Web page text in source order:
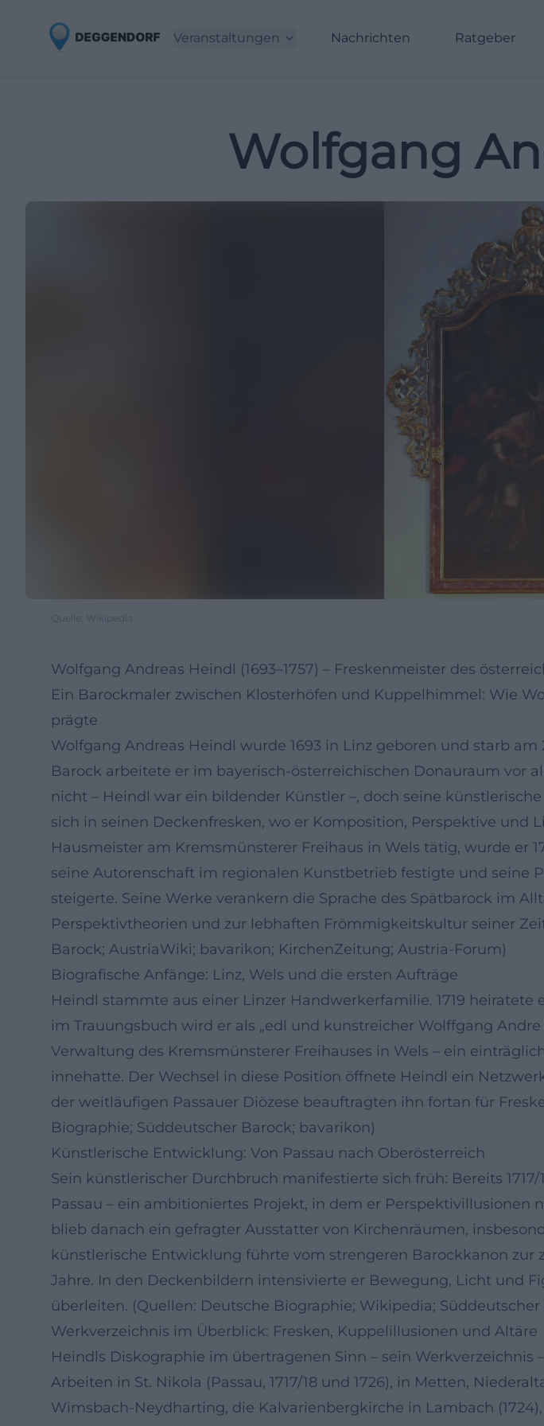
Veranstaltungen Nachrichten Ratgeber
Wolfgang
Quelle: Wikipedia
Wolfgang Andreas Heindl (1693–1757) – Freskenmeister des
Ein Barockmaler zwischen Klosterhöfen und Kuppelhimmel: Wie
prägte
Wolfgang Andreas Heindl wurde 1693 in Linz geboren und starb
Barock arbeitete er im bayerisch-österreichischen Donauraum vor
nicht – Heindl war ein bildender Künstler –, doch seine
sich in seinen Deckenfresken, wo er Komposition, Perspektive und
Hausmeister am Kremsmünsterer Freihaus in Wels tätig, wurde er
seine Autorenschaft im regionalen Kunstbetrieb festigte und seine
steigerte. Seine Werke verankern die Sprache des Spätbarock im
Perspektivtheorien und zur lebhaften Frömmigkeitskultur seiner
Barock; AustriaWiki; bavarikon; KirchenZeitung; Austria-Forum)
Biografische Anfänge: Linz, Wels und die ersten Aufträge
Heindl stammte aus einer Linzer Handwerkerfamilie. 1719
im Trauungsbuch wird er als „edl und kunstreicher Wolffgang
Verwaltung des Kremsmünsterer Freihauses in Wels – ein
innehatte. Der Wechsel in diese Position öffnete Heindl ein
der weitläufigen Passauer Diözese beauftragten ihn fortan für
Biographie; Süddeutscher Barock; bavarikon)
Künstlerische Entwicklung: Von Passau nach Oberösterreich
Sein künstlerischer Durchbruch manifestierte sich früh: Bereits
Passau – ein ambitioniertes Projekt, in dem er Perspektivillusionen
blieb danach ein gefragter Ausstatter von Kirchenräumen,
künstlerische Entwicklung führte vom strengeren Barockkanon zur
Jahre. In den Deckenbildern intensivierte er Bewegung, Licht und
überleiten. (Quellen: Deutsche Biographie; Wikipedia; Süddeutscher
Werkverzeichnis im Überblick: Fresken, Kuppelillusionen und Altäre
Heindls Diskographie im übertragenen Sinn – sein
Arbeiten in St. Nikola (Passau, 1717/18 und 1726), in Metten,
Wimsbach-Neydharting, die Kalvarienbergkirche in Lambach